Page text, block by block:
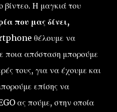
βίντεο. Η μαγκιά του
που μας δίνει,
θέλουμε να
ποια απόσταση μπορούμε
τους, για να έχουμε και
επίσης να
ας πούμε, στην οποία